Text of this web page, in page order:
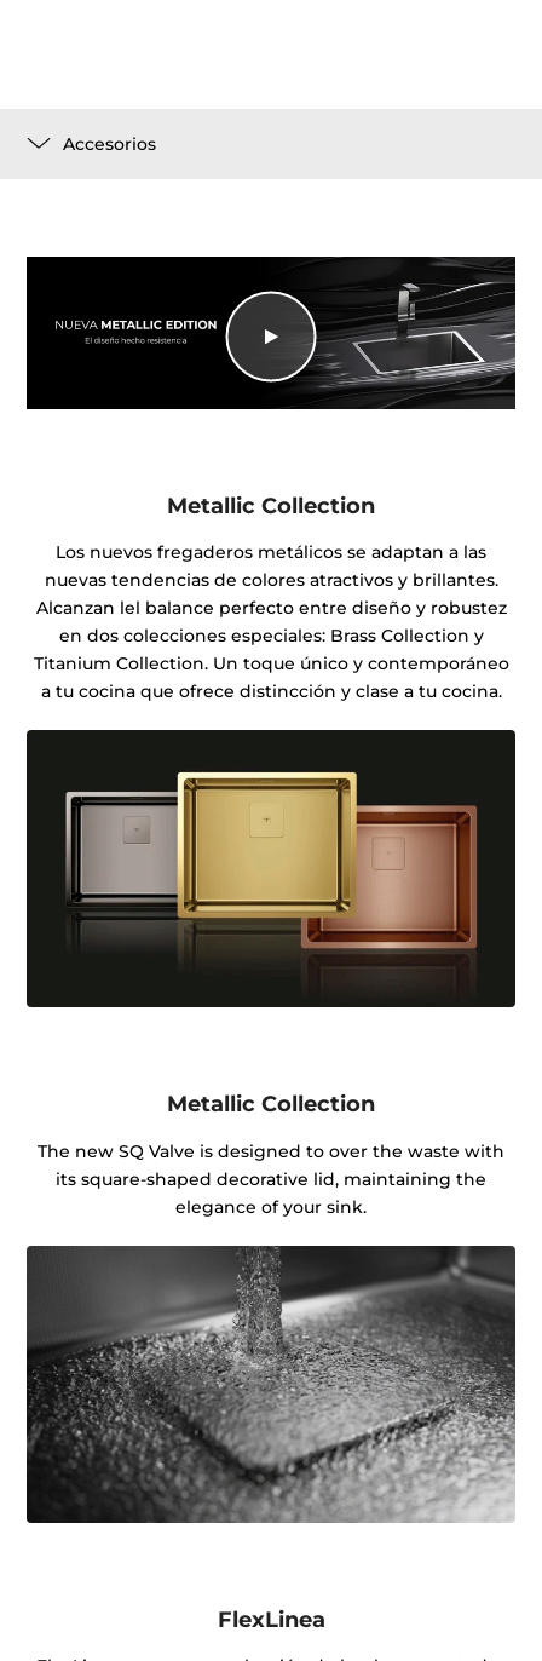
Accesorios
Metallic Collection
Los nuevos fregaderos metálicos se adaptan a las
nuevas tendencias de colores atractivos y brillantes.
Alcanzan lel balance perfecto entre diseño y robustez
en dos colecciones especiales: Brass Collection y
Titanium Collection. Un toque único y contemporáneo
a tu cocina que ofrece distincción y clase a tu cocina.
Metallic Collection
The new SQ Valve is designed to over the waste with
its square-shaped decorative lid, maintaining the
elegance of your sink.
FlexLinea